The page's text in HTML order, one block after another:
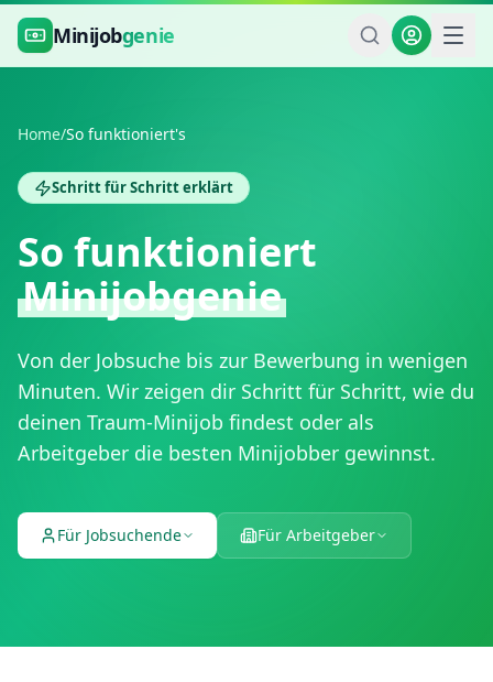
Zum Hauptinhalt springen
Minijobgenie
Home/So funktioniert's
Schritt für Schritt erklärt
So funktioniert
Minijobgenie
Von der Jobsuche bis zur Bewerbung in wenigen
Minuten. Wir zeigen dir Schritt für Schritt, wie du
deinen Traum-Minijob findest oder als
Arbeitgeber die besten Minijobber gewinnst.
Für Jobsuchende Für Arbeitgeber